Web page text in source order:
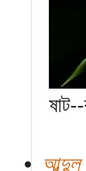
আব্দুল